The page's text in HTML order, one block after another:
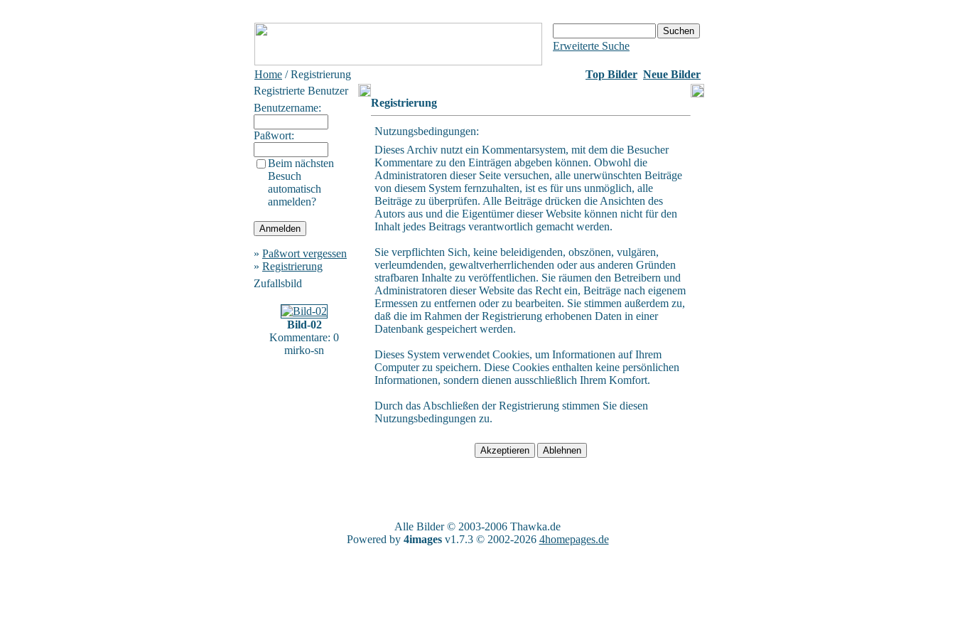
Erweiterte Suche
Home / Registrierung Top Bilder Neue Bilder
Registrierte Benutzer
Benutzername:
Paßwort:
Beim nächsten
Besuch
automatisch
anmelden?
» Paßwort vergessen
» Registrierung
Zufallsbild
Bild-02
Kommentare: 0
mirko-sn
Registrierung
Nutzungsbedingungen:
Dieses Archiv nutzt ein Kommentarsystem, mit dem die Besucher
Kommentare zu den Einträgen abgeben können. Obwohl die
Administratoren dieser Seite versuchen, alle unerwünschten Beiträge
von diesem System fernzuhalten, ist es für uns unmöglich, alle
Beiträge zu überprüfen. Alle Beiträge drücken die Ansichten des
Autors aus und die Eigentümer dieser Website können nicht für den
Inhalt jedes Beitrags verantwortlich gemacht werden.
Sie verpflichten Sich, keine beleidigenden, obszönen, vulgären,
verleumdenden, gewaltverherrlichenden oder aus anderen Gründen
strafbaren Inhalte zu veröffentlichen. Sie räumen den Betreibern und
Administratoren dieser Website das Recht ein, Beiträge nach eigenem
Ermessen zu entfernen oder zu bearbeiten. Sie stimmen außerdem zu,
daß die im Rahmen der Registrierung erhobenen Daten in einer
Datenbank gespeichert werden.
Dieses System verwendet Cookies, um Informationen auf Ihrem
Computer zu speichern. Diese Cookies enthalten keine persönlichen
Informationen, sondern dienen ausschließlich Ihrem Komfort.
Durch das Abschließen der Registrierung stimmen Sie diesen
Nutzungsbedingungen zu.
Alle Bilder © 2003-2006 Thawka.de
Powered by 4imagesv1.7.3 © 2002-2026 4homepages.de